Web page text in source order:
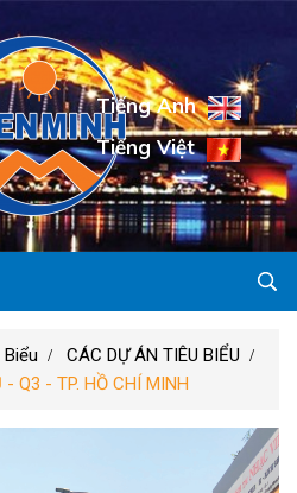
Tiếng Anh
Tiếng Việt
CÁC DỰ ÁN TIÊU BIỂU
Q3 - TP. HỒ CHÍ MINH